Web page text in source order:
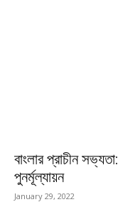
বাংলার প্রাচীন
পুনর্মূল্যায়ন
January 29, 2022